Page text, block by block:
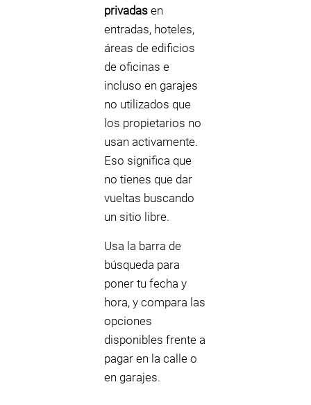
privadas en
entradas, hoteles,
áreas de edificios
de oficinas e
incluso en garajes
no utilizados que
los propietarios no
usan activamente.
Eso significa que
no tienes que dar
vueltas buscando
un sitio libre.
Usa la barra de
búsqueda para
poner tu fecha y
hora, y compara las
opciones
disponibles frente a
pagar en la calle o
en garajes.